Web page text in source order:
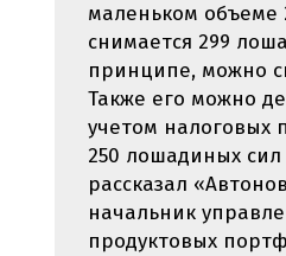
маленьком объеме
снимается 299
принципе, можно
Также его можно
учетом налоговых
250 лошадиных
рассказал
начальник
продуктовых